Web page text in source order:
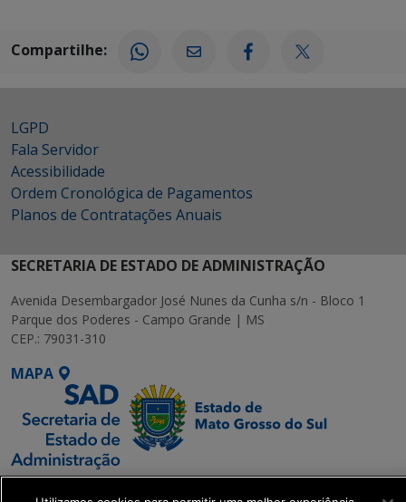
Compartilhe:
LGPD
Fala Servidor
Acessibilidade
Ordem Cronológica de Pagamentos
Planos de Contratações Anuais
SECRETARIA DE ESTADO DE ADMINISTRAÇÃO
Avenida Desembargador José Nunes da Cunha s/n - Bloco 1
Parque dos Poderes - Campo Grande | MS
CEP.: 79031-310
MAPA